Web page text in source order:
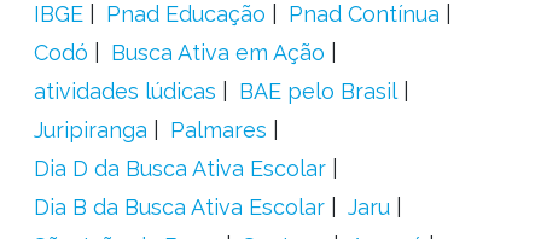
IBGE
Pnad Educação
Pnad Contínua
Codó
Busca Ativa em Ação
atividades lúdicas
BAE pelo Brasil
Juripiranga
Palmares
Dia D da Busca Ativa Escolar
Dia B da Busca Ativa Escolar
Jaru